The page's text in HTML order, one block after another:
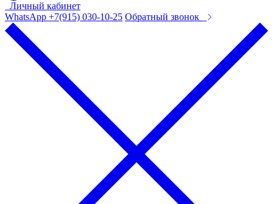
Личный кабинет
WhatsApp +7(915) 030-10-25 Обратный звонок